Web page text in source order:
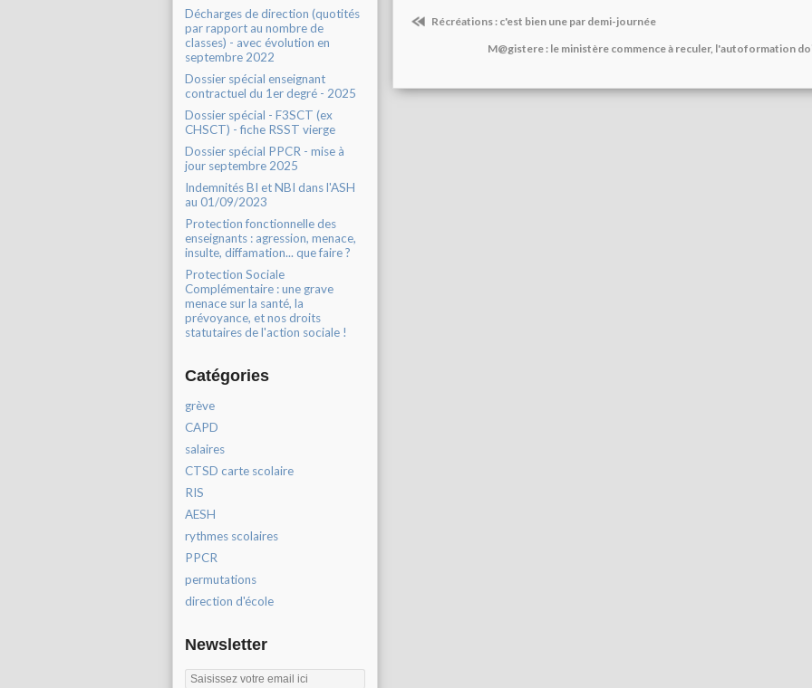
Décharges de direction (quotités
par rapport au nombre de
classes) - avec évolution en
septembre 2022
Dossier spécial enseignant
contractuel du 1er degré - 2025
Dossier spécial - F3SCT (ex
CHSCT) - fiche RSST vierge
Dossier spécial PPCR - mise à
jour septembre 2025
Indemnités BI et NBI dans l'ASH
au 01/09/2023
Protection fonctionnelle des
enseignants : agression, menace,
insulte, diffamation... que faire ?
Protection Sociale
Complémentaire : une grave
menace sur la santé, la
prévoyance, et nos droits
statutaires de l'action sociale !
Catégories
grève
CAPD
salaires
CTSD carte scolaire
RIS
AESH
rythmes scolaires
PPCR
permutations
direction d'école
Newsletter
Récréations : c'est bien une par demi-journée
M@gistere : le ministère commence à reculer, l'autoformation